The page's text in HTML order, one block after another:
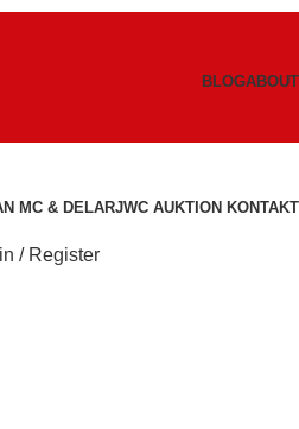
BLOGABOUT
MC & DELARJWC AUKTION KONTAKT
/ Register